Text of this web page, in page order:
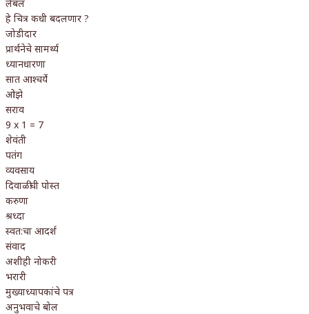
लेबल
हे चित्र कधी बदलणार ?
जोडीदार
प्रार्थनेचे सामर्थ्य
ध्यानधारणा
सात आश्चर्ये
ओझे
सराव
9 x 1 = 7
शेवंती
पतंग
व्यवसाय
दिवाळीची पोस्त
करुणा
श्रध्दा
स्वत:चा आदर्श
संवाद
अशीही नोकरी
भरारी
मुख्याध्यापकांचे पत्र
अनुभवाचे बोल